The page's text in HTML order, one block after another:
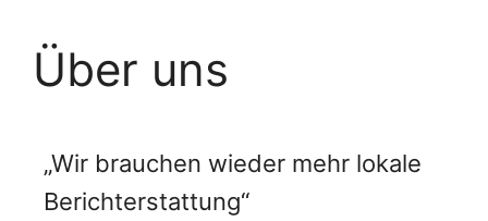
Über uns
„Wir brauchen wieder mehr lokale
Berichterstattung“